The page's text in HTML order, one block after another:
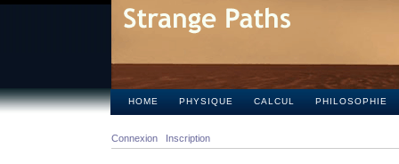
HOME PHYSIQUE CALCUL PHILOSOPHIE
Connexion Inscription